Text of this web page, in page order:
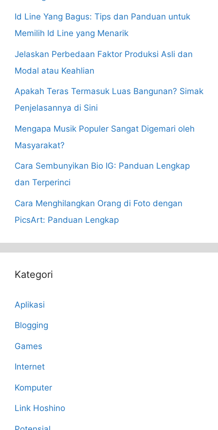
Id Line Yang Bagus: Tips dan Panduan untuk
Memilih Id Line yang Menarik
Jelaskan Perbedaan Faktor Produksi Asli dan
Modal atau Keahlian
Apakah Teras Termasuk Luas Bangunan? Simak
Penjelasannya di Sini
Mengapa Musik Populer Sangat Digemari oleh
Masyarakat?
Cara Sembunyikan Bio IG: Panduan Lengkap
dan Terperinci
Cara Menghilangkan Orang di Foto dengan
PicsArt: Panduan Lengkap
Kategori
Aplikasi
Blogging
Games
Internet
Komputer
Link Hoshino